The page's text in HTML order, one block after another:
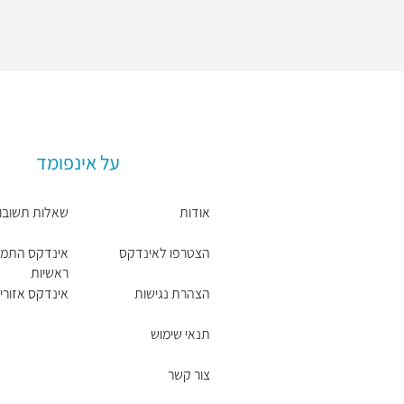
על אינפומד
אודות
הצטרפו לאינדקס
הצהרת נגישות
תנאי שימוש
צור קשר
שאלות
אינדקס
ראשיות
אינדקס